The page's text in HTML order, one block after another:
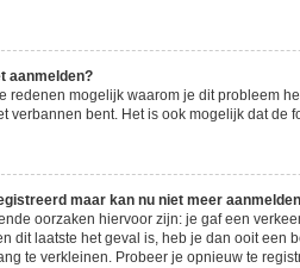
aanmelden?
redenen mogelijk waarom je dit probleem
verbannen bent. Het is ook mogelijk dat de
maar kan nu niet meer
oorzaken hiervoor zijn: je gaf een
dit laatste het geval is, heb je dan ooit een
te verkleinen. Probeer je opnieuw te